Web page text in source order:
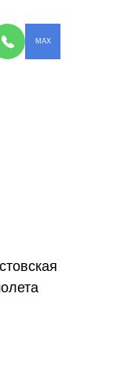
MAX